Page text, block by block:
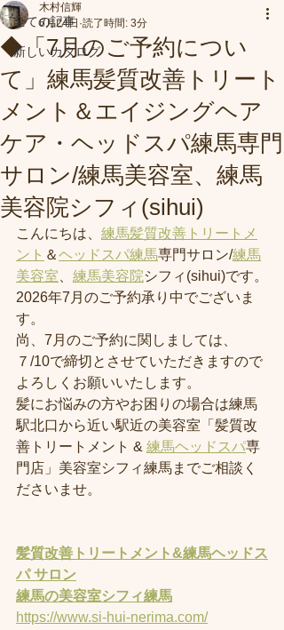
全ての記事
新しいカタログ
◆「7月のご予約につい
て」練馬髪質改善トリート
メント＆エイジングヘア
ケア・ヘッドスパ練馬専門
サロン/練馬美容室、練馬
美容院シフィ(sihui)
木村信輝
6月24日 読了時間: 3分
こんにちは、 練馬髪質改善トリートメ
ント ＆ヘッドスパ練馬専門サロン/練馬
美容室
練馬美容院シフィ(sihui)です。
2026年7月のご予約承り中でございま
す。
尚、7月のご予約に関しましては、
７/10で締切とさせていただきますので
よろしくお願いいたします。
髪にお悩みの方やお困りの場合は練馬
駅北口から近い駅近の美容室「髪質改
善トリートメント & 練馬ヘッドスパ専
門店」美容室シフィ練馬までご相談く
ださいませ。
髪質改善トリートメント&練馬ヘッドス
パ サロン
練馬の美容室シフィ練馬
https://www.si-hui-nerima.com/